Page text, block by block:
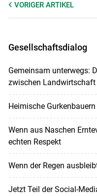
VORIGER ARTIKEL
Gesellschaftsdialog
Gemeinsam unterwegs:
zwischen
Heimische
Wenn aus Naschen
echten Respekt
Wenn der Regen
Jetzt Teil der Social-